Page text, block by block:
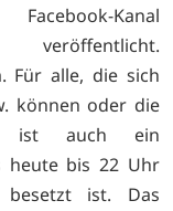
Kanal
veröffentlicht.
Für alle, die sich
können oder die
ist auch ein
heute bis 22 Uhr
ist. Das